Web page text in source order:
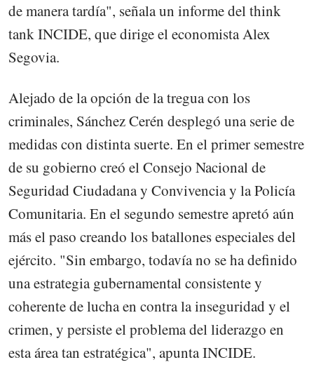
de manera tardía", señala un informe del think
tank INCIDE, que dirige el economista Alex
Segovia.
Alejado de la opción de la tregua con los
criminales, Sánchez Cerén desplegó una serie de
medidas con distinta suerte. En el primer semestre
de su gobierno creó el Consejo Nacional de
Seguridad Ciudadana y Convivencia y la Policía
Comunitaria. En el segundo semestre apretó aún
más el paso creando los batallones especiales del
ejército. "Sin embargo, todavía no se ha definido
una estrategia gubernamental consistente y
coherente de lucha en contra la inseguridad y el
crimen, y persiste el problema del liderazgo en
esta área tan estratégica", apunta INCIDE.